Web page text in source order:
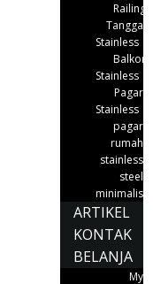
Railing
Tangga
Stainless
Balkon
Stainless
Pagar
Stainless
pagar
rumah
stainless
steel
minimalis
ARTIKEL
KONTAK
BELANJA
My